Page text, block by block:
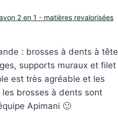
2 en 1 - matières revalorisées
: brosses à dents à tête
supports muraux et filet
est très agréable et les
brosses à dents sont
Apimani 🙂